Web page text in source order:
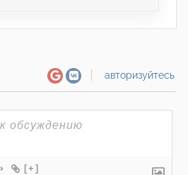
авторизуйтесь
[+]